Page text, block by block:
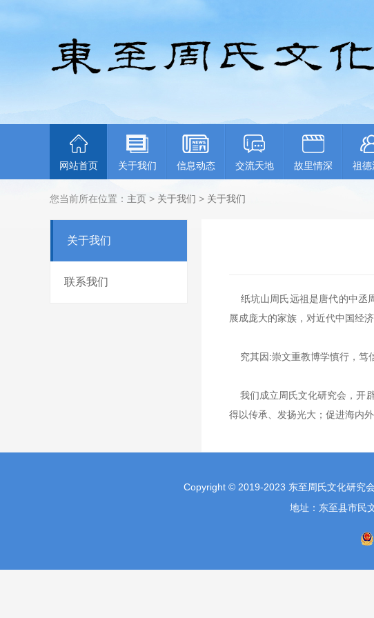
网站首页 关于我们 信息动态 交流天地 故里情深 祖德
您当前所在位置： 主页 > 关于我们 > 关于我们
关于我们
联系我们
纸坑山周氏远祖是唐代的中丞
展成庞大的家族，对近代中国经
究其因:崇文重教博学慎行，笃
我们成立周氏文化研究会，开
得以传承、发扬光大；促进海内
Copyright © 2019-2023 东至周氏文化研
地址：东至县市